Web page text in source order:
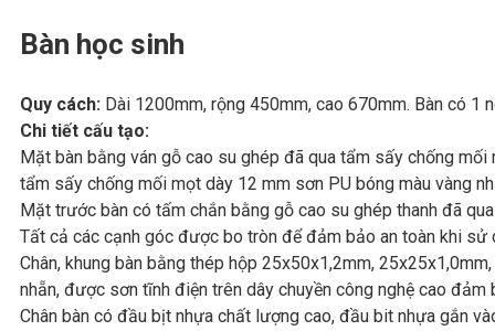
Bàn học sinh
Quy cách: Dài 1200mm, rộng 450mm, cao 670mm. Bàn có
Chi tiết cấu tạo:
Mặt bàn bằng ván gỗ cao su ghép đã qua tẩm sấy chống
tẩm sấy chống mối mọt dày 12 mm sơn PU bóng màu vàng
Mặt trước bàn có tấm chắn bằng gỗ cao su ghép thanh đã
Tất cả các cạnh góc được bo tròn để đảm bảo an toàn khi sử
Chân, khung bàn bằng thép hộp 25x50x1,2mm,
nhẵn, được sơn tĩnh điện trên dây chuyền công nghệ cao
Chân bàn có đầu bịt nhựa chất lượng cao, đầu bit nhựa gắn